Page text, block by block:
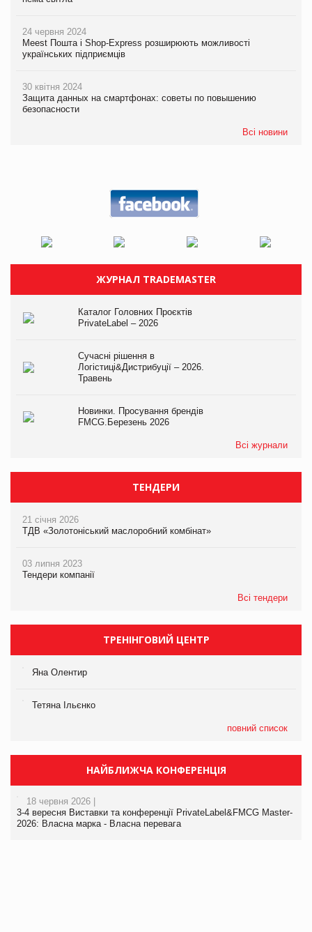
24 червня 2024
Meest Пошта і Shop-Express розширюють можливості
українських підприємців
30 квітня 2024
Защита данных на смартфонах: советы по повышению
безопасности
Всі новини
ЖУРНАЛ TRADEMASTER
Каталог Головних Проєктів
PrivateLabel – 2026
Сучасні рішення в
Логістиці&Дистрибуції – 2026.
Травень
Новинки. Просування брендів
FMCG.Березень 2026
Всі журнали
ТЕНДЕРИ
21 січня 2026
ТДВ «Золотоніський маслоробний комбінат»
03 липня 2023
Тендери компанії
Всі тендери
ТРЕНІНГОВИЙ ЦЕНТР
Яна Олентир
Тетяна Ільєнко
повний список
НАЙБЛИЖЧА КОНФЕРЕНЦІЯ
18 червня 2026 |
3-4 вересня Виставки та конференції PrivateLabel&FMCG Master-
2026: Власна марка - Власна перевага